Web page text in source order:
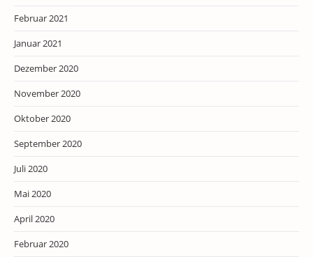
Februar 2021
Januar 2021
Dezember 2020
November 2020
Oktober 2020
September 2020
Juli 2020
Mai 2020
April 2020
Februar 2020